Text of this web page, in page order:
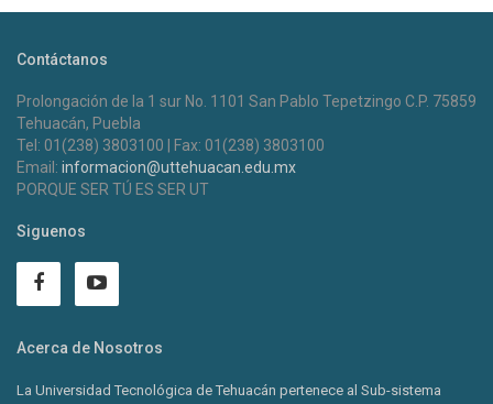
Contáctanos
Prolongación de la 1 sur No. 1101 San Pablo Tepetzingo C.P. 75859
Tehuacán, Puebla
Tel: 01(238) 3803100 | Fax: 01(238) 3803100
Email: informacion@uttehuacan.edu.mx
PORQUE SER TÚ ES SER UT
Siguenos
Acerca de Nosotros
La Universidad Tecnológica de Tehuacán pertenece al Sub-sistema